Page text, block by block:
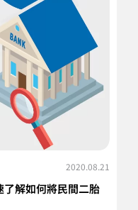
2020.08.21
解如何將民間二胎